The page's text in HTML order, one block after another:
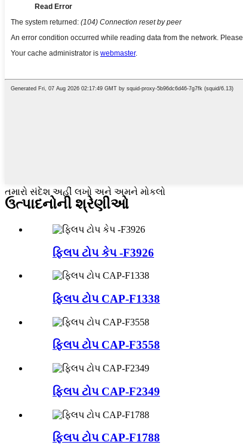
તમારો સંદેશ અહીં લખો અને અમને મોકલો
ઉત્પાદનોની શ્રેણીઓ
ફ્લિપ ટોપ કેપ -F3926
ફ્લિપ ટોપ CAP-F1338
ફ્લિપ ટોપ CAP-F3558
ફ્લિપ ટોપ CAP-F2349
ફ્લિપ ટોપ CAP-F1788